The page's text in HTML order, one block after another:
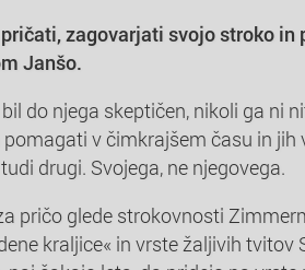
zagovarjati svojo stroko in
Janšo.
do njega skeptičen, nikoli ga ni
v čimkrajšem času in jih
drugi. Svojega, ne njegovega.
pričo glede strokovnosti
kraljice« in vrste žaljivih tvitov